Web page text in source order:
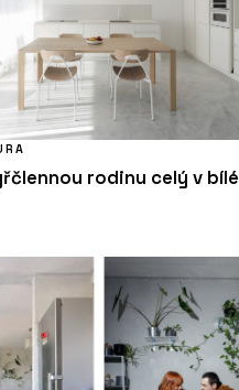
rodinu celý v bílé